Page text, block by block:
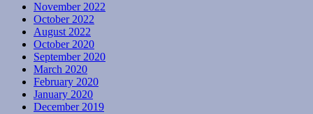
November 2022
October 2022
August 2022
October 2020
September 2020
March 2020
February 2020
January 2020
December 2019